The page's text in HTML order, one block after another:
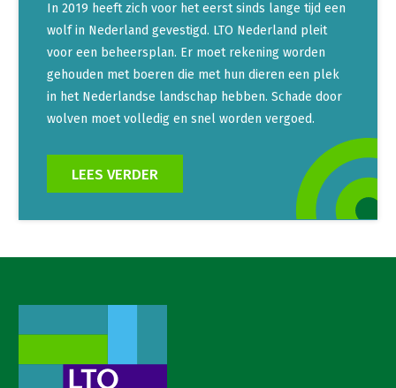
In 2019 heeft zich voor het eerst sinds lange tijd een
wolf in Nederland gevestigd. LTO Nederland pleit
voor een beheersplan. Er moet rekening worden
gehouden met boeren die met hun dieren een plek
in het Nederlandse landschap hebben. Schade door
wolven moet volledig en snel worden vergoed.
LEES VERDER